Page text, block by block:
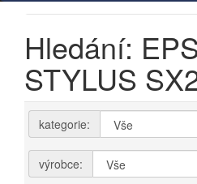
Přihlášení zákazníka
Přihlásit se
Nová registrace
Hledání:
STYLUS
kategorie:
výrobce: